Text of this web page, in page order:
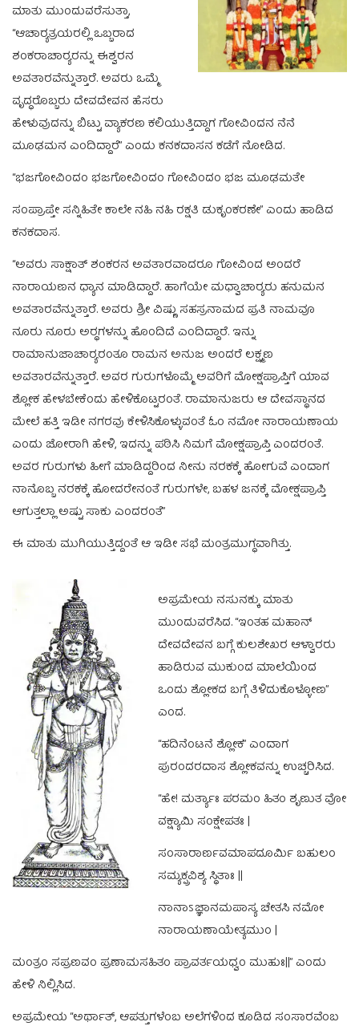
ಮಾತು ಮುಂದುವರೆಸುತ್ತಾ,
“ಆಚಾರ‍್ಯತ್ರಯರಲ್ಲಿ ಒಬ್ಬರಾದ
ಶಂಕರಾಚಾರ‍್ಯರನ್ನು ಈಶ್ವರನ
ಅವತಾರವೆನ್ನುತ್ತಾರೆ. ಅವರು ಒಮ್ಮೆ
ವೃದ್ಧರೊಬ್ಬರು ದೇವದೇವನ ಹೆಸರು
ಹೇಳುವುದನ್ನು ಬಿಟ್ಟು ವ್ಯಾಕರಣ ಕಲಿಯುತ್ತಿದ್ದಾಗ ಗೋವಿಂದನ ನೆನೆ
ಮೂಢಮನ ಎಂದಿದ್ದಾರೆ” ಎಂದು ಕನಕದಾಸನ ಕಡೆಗೆ ನೋಡಿದ.
“ಭಜಗೋವಿಂದಂ ಭಜಗೋವಿಂದಂ ಗೋವಿಂದಂ ಭಜ ಮೂಢಮತೇ
ಸಂಪ್ರಾಪ್ತೇ ಸನ್ನಿಹಿತೇ ಕಾಲೇ ನಹಿ ನಹಿ ರಕ್ಷತಿ ಡುಕೃಂಕರಣೇ” ಎಂದು ಹಾಡಿದ
ಕನಕದಾಸ.
“ಅವರು ಸಾಕ್ಷಾತ್‌ ಶಂಕರನ ಅವತಾರವಾದರೂ ಗೋವಿಂದ ಅಂದರೆ
ನಾರಾಯಣನ ಧ್ಯಾನ ಮಾಡಿದ್ದಾರೆ. ಹಾಗೆಯೇ ಮಧ್ವಾಚಾರ‍್ಯರು ಹನುಮನ
ಅವತಾರವೆನ್ನುತ್ತಾರೆ. ಅವರು ಶ್ರೀ ವಿಷ್ಣು ಸಹಸ್ರನಾಮದ ಪ್ರತಿ ನಾಮವೂ
ನೂರು ನೂರು ಅರ‍್ಥಗಳನ್ನು ಹೊಂದಿದೆ ಎಂದಿದ್ದಾರೆ. ಇನ್ನು
ರಾಮಾನುಜಾಚಾರ‍್ಯರಂತೂ ರಾಮನ ಅನುಜ ಅಂದರೆ ಲಕ್ಷ್ಮಣ
ಅವತಾರವೆನ್ನುತ್ತಾರೆ. ಅವರ ಗುರುಗಳೊಮ್ಮೆ ಅವರಿಗೆ ಮೋಕ್ಷಪ್ರಾಪ್ತಿಗೆ ಯಾವ
ಶ್ಲೋಕ ಹೇಳಬೇಕೆಂದು ಹೇಳಿಕೊಟ್ಟರಂತೆ. ರಾಮಾನುಜರು ಆ ದೇವಸ್ಥಾನದ
ಮೇಲೆ ಹತ್ತಿ ಇಡೀ ನಗರವು ಕೇಳಿಸಿಕೊಳ್ಳುವಂತೆ ಓಂ ನಮೋ ನಾರಾಯಣಾಯ
ಎಂದು ಜೋರಾಗಿ ಹೇಳಿ, ಇದನ್ನು ಪಠಿಸಿ ನಿಮಗೆ ಮೋಕ್ಷಪ್ರಾಪ್ತಿ ಎಂದರಂತೆ.
ಅವರ ಗುರುಗಳು ಹೀಗೆ ಮಾಡಿದ್ದರಿಂದ ನೀನು ನರಕಕ್ಕೆ ಹೋಗುವೆ ಎಂದಾಗ
ನಾನೊಬ್ಬ ನರಕಕ್ಕೆ ಹೋದರೇನಂತೆ ಗುರುಗಳೇ, ಬಹಳ ಜನಕ್ಕೆ ಮೋಕ್ಷಪ್ರಾಪ್ತಿ
ಆಗುತ್ತಲ್ಲಾ ಅಷ್ಟು ಸಾಕು ಎಂದರಂತೆ”
ಈ ಮಾತು ಮುಗಿಯುತ್ತಿದ್ದಂತೆ ಆ ಇಡೀ ಸಭೆ ಮಂತ್ರಮುಗ್ಧವಾಗಿತ್ತು.
ಅಪ್ರಮೇಯ ನಸುನಕ್ಕು ಮಾತು
ಮುಂದುವರೆಸಿದ. “ಇಂತಹ ಮಹಾನ್‌
ದೇವದೇವನ ಬಗ್ಗೆ ಕುಲಶೇಖರ ಆಳ್ವಾರರು
ಹಾಡಿರುವ ಮುಕುಂದ ಮಾಲೆಯಿಂದ
ಒಂದು ಶ್ಲೋಕದ ಬಗ್ಗೆ ತಿಳಿದುಕೊಳ್ಳೋಣ”
ಎಂದ.
“ಹದಿನೆಂಟನೆ ಶ್ಲೋಕ” ಎಂದಾಗ
ಪುರಂದರದಾಸ ಶ್ಲೋಕವನ್ನು ಉಚ್ಚರಿಸಿದ.
“ಹೇ! ಮರ್ತ್ಯಾಃ ಪರಮಂ ಹಿತಂ ಶೃಣುತ ವೋ
ವಕ್ಷ್ಯಾಮಿ ಸಂಕ್ಷೇಪತಃ |
ಸಂಸಾರಾರ್ಣವಮಾಪದೂರ್ಮಿ ಬಹುಲಂ
ಸಮ್ಯಕ್ಪ್ರವಿಶ್ಯ ಸ್ಥಿತಾಃ ||
ನಾನಾಽಜ್ಞಾನಮಪಾಸ್ಯ ಚೇತಸಿ ನಮೋ
ನಾರಾಯಣಾಯೇತ್ಯಮುಂ |
ಮಂತ್ರಂ ಸಪ್ರಣವಂ ಪ್ರಣಾಮಸಹಿತಂ ಪ್ರಾವರ್ತಯಧ್ವಂ ಮುಹುಃ||” ಎಂದು
ಹೇಳಿ ನಿಲ್ಲಿಸಿದ.
ಅಪ್ರಮೇಯ “ಅರ್ಥಾತ್‌, ಆಪತ್ತುಗಳೆಂಬ ಅಲೆಗಳಿಂದ ಕೂಡಿದ ಸಂಸಾರವೆಂಬ